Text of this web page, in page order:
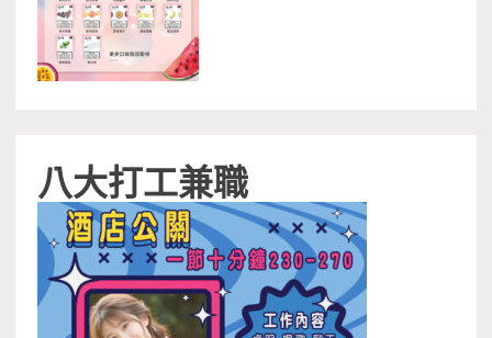
八大打工兼職